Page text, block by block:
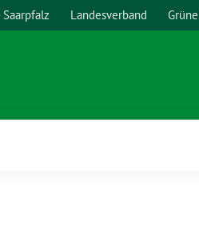
Landesverband